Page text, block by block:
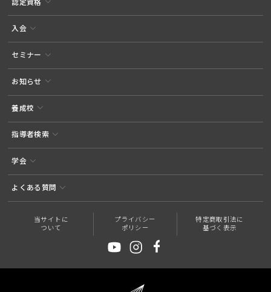
認定資格
入会
セミナー
お知らせ
養成校
指導者検索
学会
よくある質問
当サイトに
ついて
プライバシー
ポリシー
特定商取引法に
基づく表示